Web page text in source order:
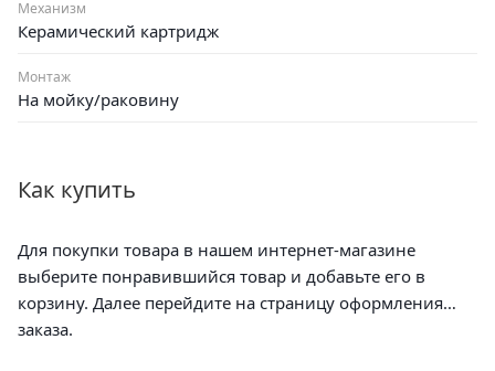
Механизм
Керамический картридж
Монтаж
На мойку/раковину
Как купить
Для покупки товара в нашем интернет-магазине
выберите понравившийся товар и добавьте его в
корзину. Далее перейдите на страницу оформления
заказа.